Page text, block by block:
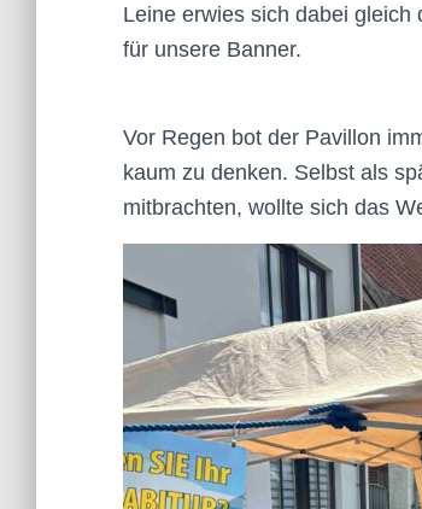
Leine erwies sich dabei gleich
für unsere Banner.
Vor Regen bot der Pavillon
kaum zu denken. Selbst als
mitbrachten, wollte sich das